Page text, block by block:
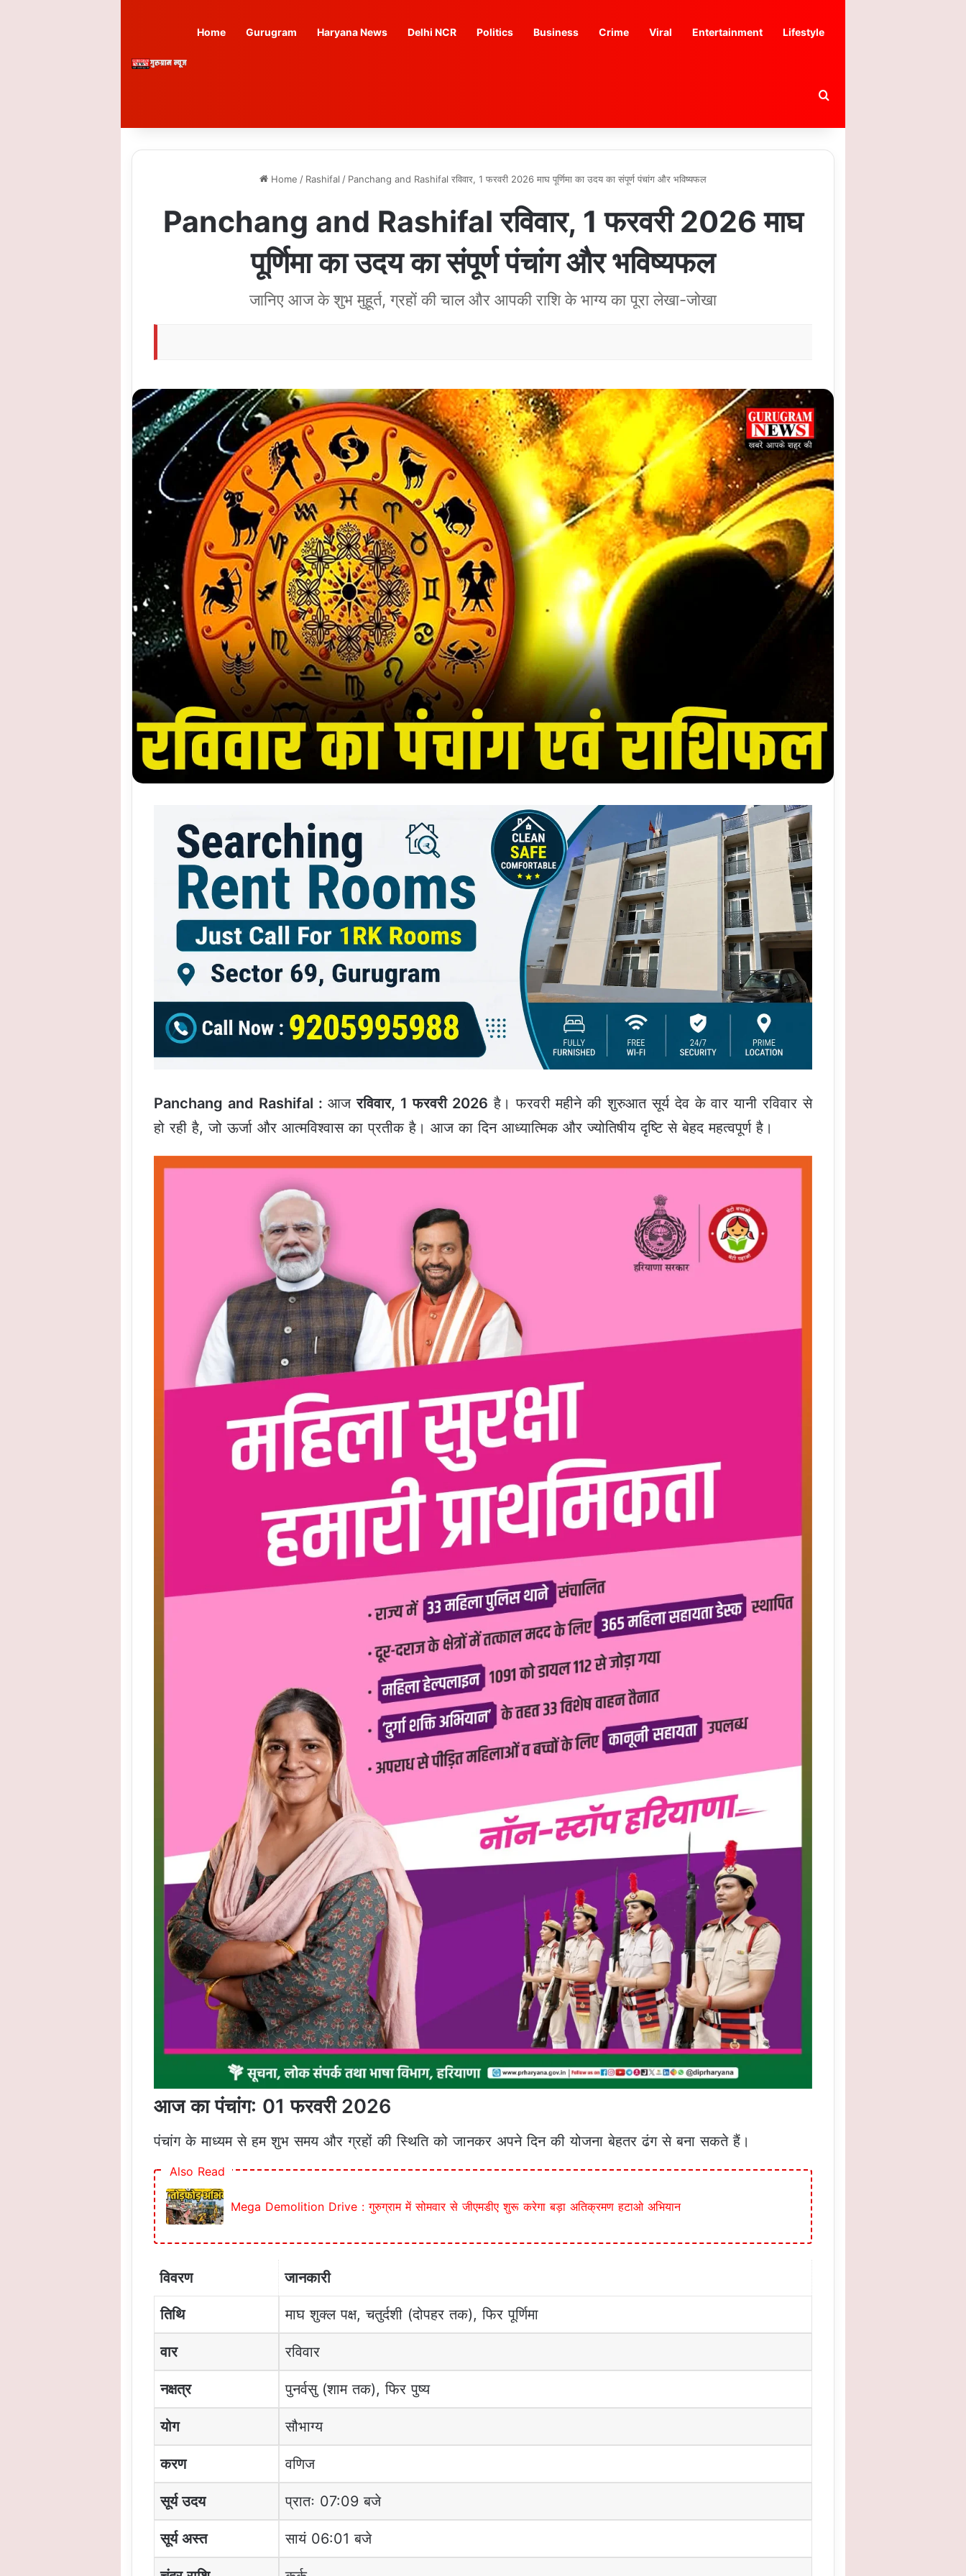
Home Gurugram Haryana News Delhi NCR Politics Business Crime Viral Entertainment Lifestyle
Search for
Home / Rashifal / Panchang and Rashifal रविवार, 1 फरवरी 2026 माघ पूर्णिमा का उदय का संपूर्ण पंचांग और भविष्यफल
Panchang and Rashifal रविवार, 1 फरवरी 2026 माघ
पूर्णिमा का उदय का संपूर्ण पंचांग और भविष्यफल
जानिए आज के शुभ मुहूर्त, ग्रहों की चाल और आपकी राशि के भाग्य का पूरा लेखा-जोखा
Panchang and Rashifal : आजरविवार, 1 फरवरी 2026 है। फरवरी महीने की शुरुआत सूर्य देव के वार यानी रविवार से
हो रही है, जो ऊर्जा और आत्मविश्वास का प्रतीक है। आज का दिन आध्यात्मिक और ज्योतिषीय दृष्टि से बेहद महत्वपूर्ण है।
आज का पंचांग: 01 फरवरी 2026
पंचांग के माध्यम से हम शुभ समय और ग्रहों की स्थिति को जानकर अपने दिन की योजना बेहतर ढंग से बना सकते हैं।
Also Read
Mega Demolition Drive : गुरुग्राम में सोमवार से जीएमडीए शुरू करेगा बड़ा अतिक्रमण हटाओ अभियान
विवरण जानकारी
तिथि माघ शुक्ल पक्ष, चतुर्दशी (दोपहर तक), फिर पूर्णिमा
वार रविवार
नक्षत्र पुनर्वसु (शाम तक), फिर पुष्य
योग सौभाग्य
करण वणिज
सूर्य उदय प्रातः 07:09 बजे
सूर्य अस्त सायं 06:01 बजे